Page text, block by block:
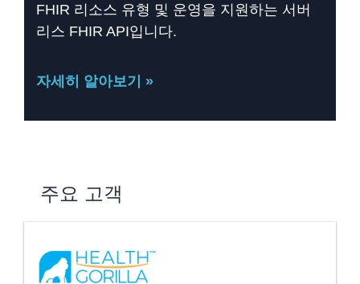
FHIR 리소스 유형 및 운영을 지원하는 서버
리스 FHIR API입니다.
자세히 알아보기 »
주요 고객